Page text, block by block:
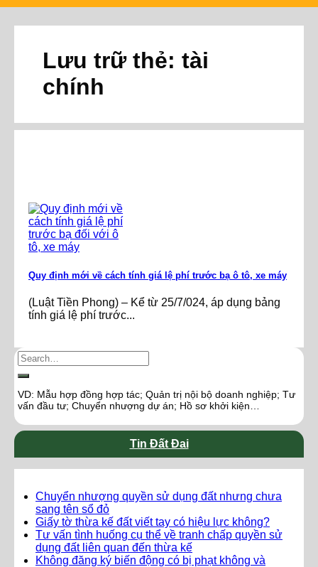
Lưu trữ thẻ: tài
chính
Quy định mới về cách tính giá lệ phí trước bạ ô tô, xe máy
(Luật Tiền Phong) – Kể từ 25/7/024, áp dụng bảng
tính giá lệ phí trước...
VD: Mẫu hợp đồng hợp tác; Quản trị nội bộ doanh nghiệp; Tư
vấn đầu tư; Chuyển nhượng dự án; Hồ sơ khởi kiện…
Tin Đất Đai
Chuyển nhượng quyền sử dụng đất nhưng chưa
sang tên sổ đỏ
Giấy tờ thừa kế đất viết tay có hiệu lực không?
Tư vấn tình huống cụ thể về tranh chấp quyền sử
dụng đất liên quan đến thừa kế
Không đăng ký biến động có bị phạt không và